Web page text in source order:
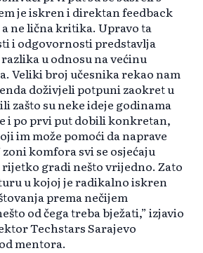
je iskren i direktan feedback
ne lična kritika. Upravo ta
i odgovornosti predstavlja
u odnosu na većinu
Veliki broj učesnika rekao nam
doživjeli potpuni zaokret u
zašto su neke ideje godinama
i po prvi put dobili konkretan,
im može pomoći da naprave
komfora svi se osjećaju
rijetko gradi nešto vrijedno. Zato
u kojoj je radikalno iskren
prema nečijem
od čega treba bježati,” izjavio
Techstars Sarajevo
mentora.